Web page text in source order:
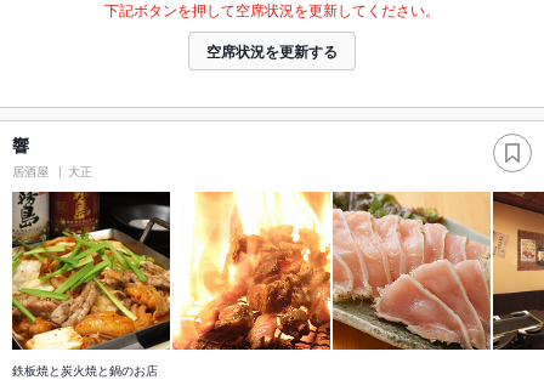
下記ボタンを押して空席状況を更新してください。
空席状況を更新する
響
居酒屋 大正
鉄板焼と炭火焼と鍋のお店